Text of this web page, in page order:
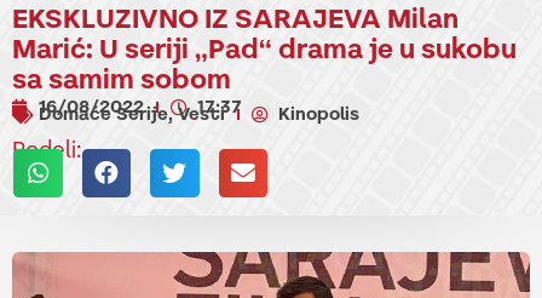
EKSKLUZIVNO IZ SARAJEVA Milan
Marić: U seriji „Pad“ drama je u sukobu
sa samim sobom
16/08/2022 17:37
Domaće Serije,Vesti Kinopolis
Podeli: